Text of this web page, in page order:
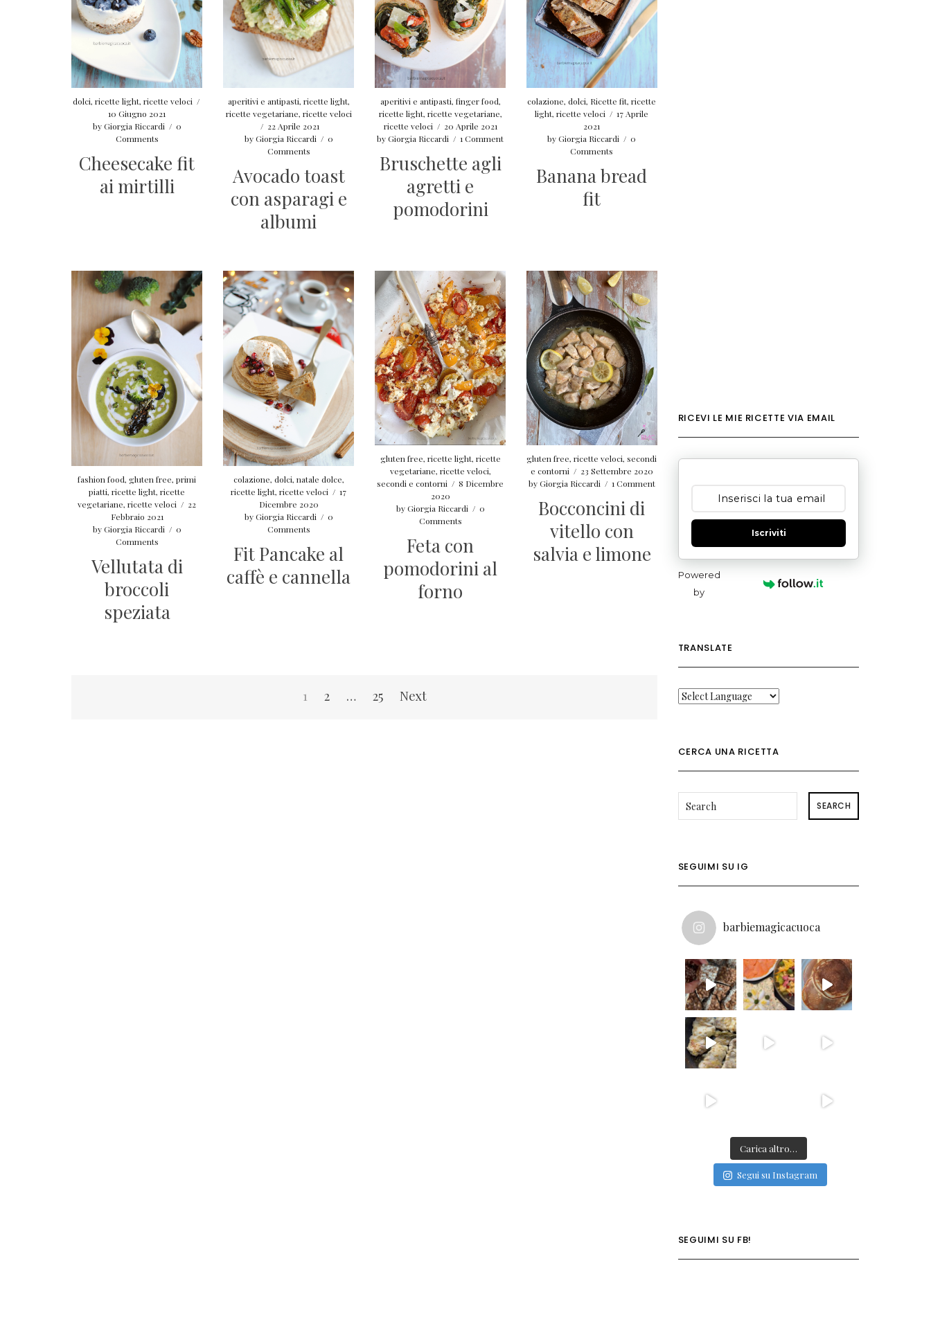
dolci, ricette light, ricette veloci /
10 Giugno 2021
byGiorgia Riccardi / 0
Comments
Cheesecake fit
ai mirtilli
aperitivi e antipasti, ricette light,
ricette vegetariane, ricette veloci
/ 22 Aprile 2021
byGiorgia Riccardi / 0
Comments
Avocado toast
con asparagi e
albumi
aperitivi e antipasti, finger food,
ricette light, ricette vegetariane,
ricette veloci / 20 Aprile 2021
byGiorgia Riccardi / 1 Comment
Bruschette agli
agretti e
pomodorini
colazione,dolci, Ricette fit,ricette
light,ricette veloci / 17 Aprile
2021
byGiorgia Riccardi / 0
Comments
Banana bread
fit
fashion food,gluten free,primi
piatti,ricette light,ricette
vegetariane,ricette veloci / 22
Febbraio 2021
byGiorgia Riccardi / 0
Comments
Vellutata di
broccoli
speziata
colazione, dolci, natale dolce,
ricette light,ricette veloci / 17
Dicembre 2020
byGiorgia Riccardi / 0
Comments
Fit Pancake al
caffè e cannella
gluten free, ricette light, ricette
vegetariane, ricette veloci,
secondi e contorni / 8 Dicembre
2020
byGiorgia Riccardi / 0
Comments
Feta con
pomodorini al
forno
gluten free,ricette veloci,secondi
e contorni / 23 Settembre 2020
byGiorgia Riccardi / 1 Comment
Bocconcini di
vitello con
salvia e limone
1 2 … 25 Next
RICEVI LE MIE RICETTE VIA EMAIL
Iscriviti
Powered
by
TRANSLATE
CERCA UNA RICETTA
SEARCH
SEGUIMI SU IG
barbiemagicacuoca
Carica altro…
Segui su Instagram
SEGUIMI SU FB!